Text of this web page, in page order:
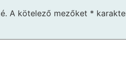
A kötelező mezőket *